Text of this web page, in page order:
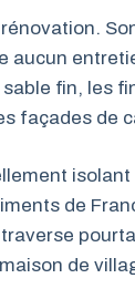
aucun
fin, les
façades de
de
de